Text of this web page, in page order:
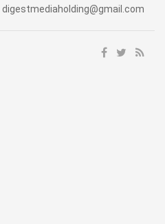
digestmediaholding@gmail.com